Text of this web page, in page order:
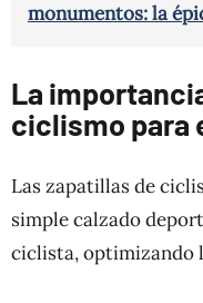
monumentos: la
La
ciclismo para
Las zapatillas de
simple calzado
ciclista, optimizando